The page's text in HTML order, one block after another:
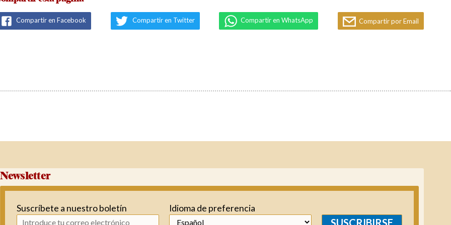
Compartir en Facebook Compartir en Twitter Compartir en WhatsApp Compartir por Email
Newsletter
Suscríbete a nuestro boletín Idioma de preferencia
SUSCRIBIRSE